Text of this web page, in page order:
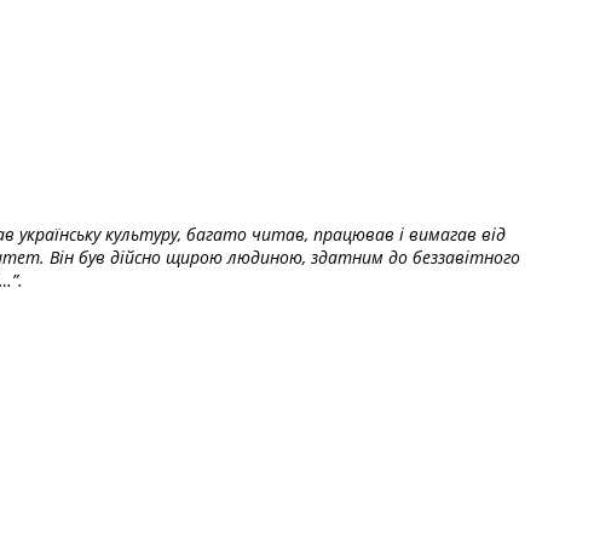
культуру, багато читав, працював і вимагав від
Він був дійсно щирою людиною, здатним до беззавітного